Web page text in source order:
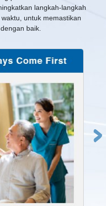
langkah-langkah
untuk memastikan
baik.